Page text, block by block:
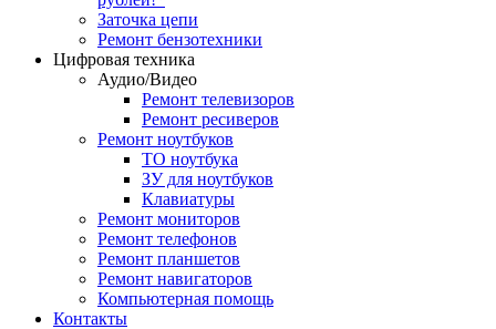
Заточка цепи
Ремонт бензотехники
Цифровая техника
Аудио/Видео
Ремонт телевизоров
Ремонт ресиверов
Ремонт ноутбуков
ТО ноутбука
ЗУ для ноутбуков
Клавиатуры
Ремонт мониторов
Ремонт телефонов
Ремонт планшетов
Ремонт навигаторов
Компьютерная помощь
Контакты